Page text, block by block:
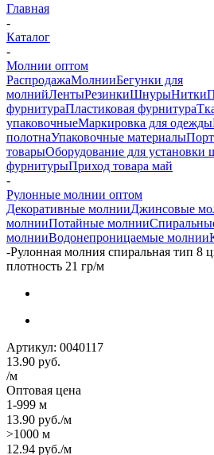
Главная
-
Каталог
-
Молнии оптом
РаспродажаМолнииБегунки для
молнийЛентыРезинкиШнурыНитки
фурнитураПластиковая фурнитура
упаковочныеМаркировка для одежды
полотнаУпаковочные материалы
товарыОборудование для установки
фурнитурыПриход товара май
-
Рулонные молнии оптом
Декоративные молнииДжинсовые
молнииПотайные молнии
молнииВодонепроницаемые молнии
-Рулонная молния спиральная тип 8
плотность 21 гр/м
Артикул: 0040117
13.90 руб.
/м
Оптовая цена
1-999 м
13.90 руб./м
>1000 м
12.94 руб./м